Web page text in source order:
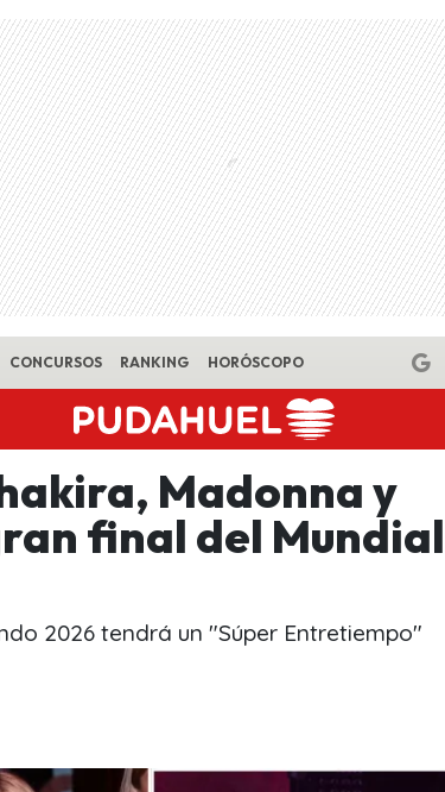
CONCURSOS RANKING HORÓSCOPO
Madonna y
final del Mundial
2026 tendrá un "Súper Entretiempo"